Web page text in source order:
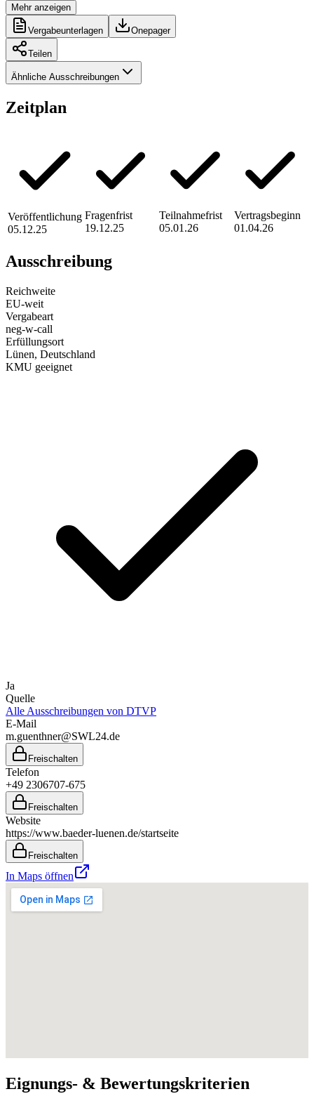
Mehr anzeigen
Vergabeunterlagen Onepager
Teilen
Ähnliche Ausschreibungen
Zeitplan
Veröffentlichung
05.12.25
Fragenfrist
19.12.25
Teilnahmefrist
05.01.26
Vertragsbeginn
01.04.26
Ausschreibung
Reichweite
EU-weit
Vergabeart
neg-w-call
Erfüllungsort
Lünen, Deutschland
KMU geeignet
Ja
Quelle
Alle Ausschreibungen von DTVP
E-Mail
m.guenthner@SWL24.de
Freischalten
Telefon
+49 2306707-675
Freischalten
Website
https://www.baeder-luenen.de/startseite
Freischalten
In Maps öffnen
Eignungs- & Bewertungskriterien